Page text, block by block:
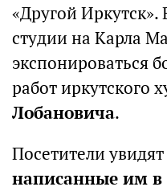
«Другой
студии на Карла
экспонироваться
работ иркутского
Лобановича.
Посетители
написанные им в